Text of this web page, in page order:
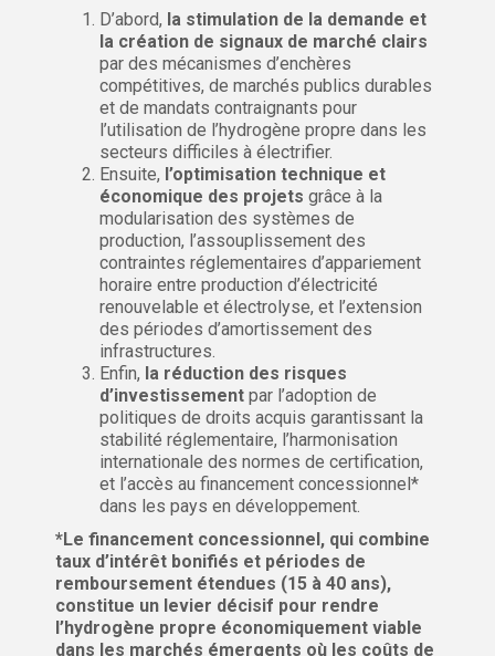
D’abord, la stimulation de la demande et
la création de signaux de marché clairs
par des mécanismes d’enchères
compétitives, de marchés publics durables
et de mandats contraignants pour
l’utilisation de l’hydrogène propre dans les
secteurs difficiles à électrifier.
Ensuite, l’optimisation technique et
économique des projets grâce à la
modularisation des systèmes de
production, l’assouplissement des
contraintes réglementaires d’appariement
horaire entre production d’électricité
renouvelable et électrolyse, et l’extension
des périodes d’amortissement des
infrastructures.
Enfin, la réduction des risques
d’investissement par l’adoption de
politiques de droits acquis garantissant la
stabilité réglementaire, l’harmonisation
internationale des normes de certification,
et l’accès au financement concessionnel*
dans les pays en développement.
*Le financement concessionnel, qui combine
taux d’intérêt bonifiés et périodes de
remboursement étendues (15 à 40 ans),
constitue un levier décisif pour rendre
l’hydrogène propre économiquement viable
dans les marchés émergents où les coûts de